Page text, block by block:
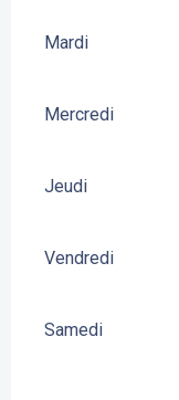
Mardi
Mercredi
Jeudi
Vendredi
Samedi